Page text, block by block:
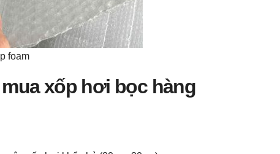
foam
xốp hơi bọc hàng